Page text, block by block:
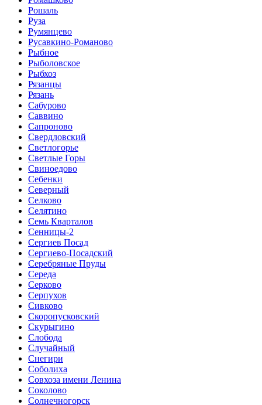
Рошаль
Руза
Румянцево
Русавкино-Романово
Рыбное
Рыболовское
Рыбхоз
Рязанцы
Рязань
Сабурово
Саввино
Сапроново
Свердловский
Светлогорье
Светлые Горы
Свиноедово
Себенки
Северный
Селково
Селятино
Семь Кварталов
Сенницы-2
Сергиев Посад
Сергиево-Посадский
Серебряные Пруды
Середа
Серково
Серпухов
Сивково
Скоропусковский
Скурыгино
Слобода
Случайный
Снегири
Соболиха
Совхоза имени Ленина
Соколово
Солнечногорск